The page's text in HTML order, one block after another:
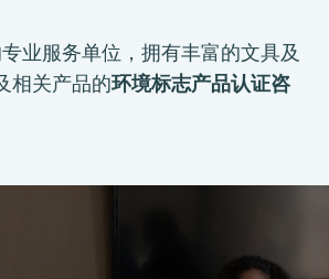
业服务单位，拥有丰富的文具及
相关产品的环境标志产品认证咨